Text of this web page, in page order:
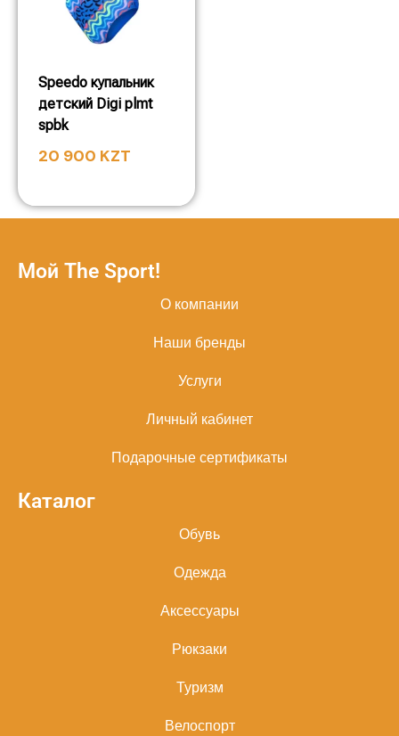
Speedo купальник
детский Digi plmt
spbk
20 900 KZT
Мой The Sport!
О компании
Наши бренды
Услуги
Личный кабинет
Подарочные сертификаты
Каталог
Обувь
Одежда
Аксессуары
Рюкзаки
Туризм
Велоспорт